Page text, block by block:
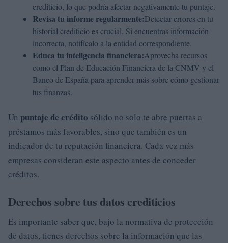
crediticio, lo que podría afectar negativamente tu puntaje.
Revisa tu informe regularmente:Detectar errores en tu
historial crediticio es crucial. Si encuentras información
incorrecta, notifícalo a la entidad correspondiente.
Educa tu inteligencia financiera:Aprovecha recursos
como el Plan de Educación Financiera de la CNMV y el
Banco de España para aprender más sobre cómo gestionar
tus finanzas.
Un puntaje de crédito sólido no solo te abre puertas a
préstamos más favorables, sino que también es un
indicador de tu reputación financiera. Cada vez más
empresas consideran este aspecto antes de conceder
créditos.
Derechos sobre tus datos crediticios
Es importante saber que, bajo la normativa de protección
de datos, tienes derechos sobre la información que las